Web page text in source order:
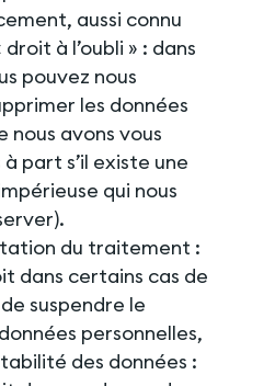
aussi connu
à l’oubli » : dans
pouvez nous
les données
nous avons vous
part s’il existe une
qui nous
du traitement :
dans certains cas de
suspendre le
personnelles,
des données :